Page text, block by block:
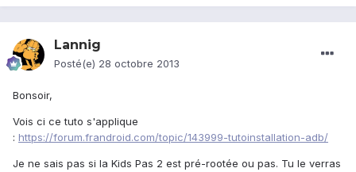
Lannig
Posté(e) 28 octobre 2013
Bonsoir,
Vois ci ce tuto s'applique
: https://forum.frandroid.com/topic/143999-tutoinstallation-adb/
Je ne sais pas si la Kids Pas 2 est pré-rootée ou pas. Tu le verras